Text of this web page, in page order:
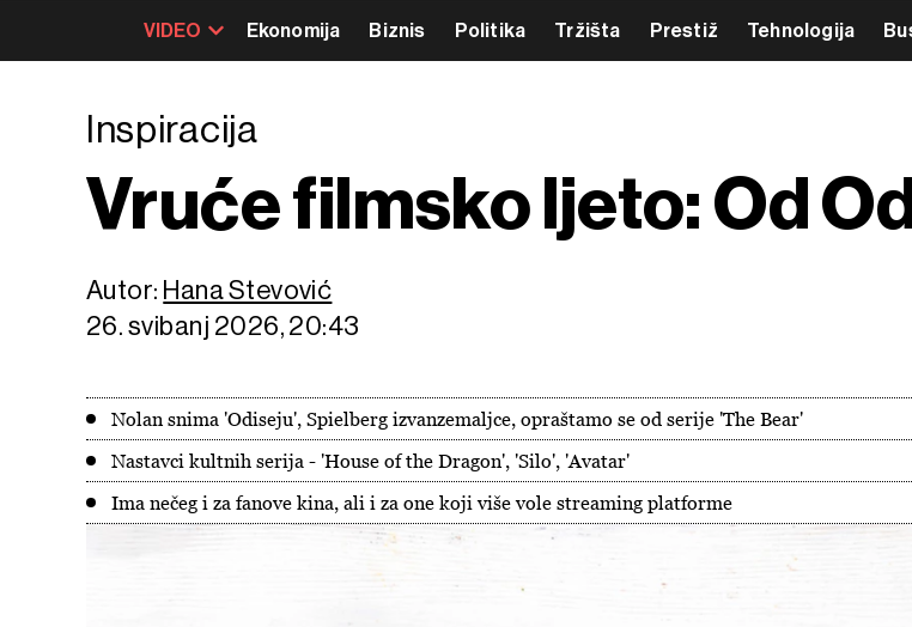
VIDEO Ekonomija Biznis Politika Tržišta Prestiž Tehnologija
Inspiracija
Vruće filmsko ljeto: Od
Autor: Hana Stevović
26. svibanj 2026, 20:43
Nolan snima 'Odiseju', Spielberg izvanzemaljce, opraštamo se od serije 'The Bear'
Nastavci kultnih serija - 'House of the Dragon', 'Silo', 'Avatar'
Ima nečeg i za fanove kina, ali i za one koji više vole streaming platforme